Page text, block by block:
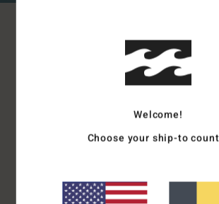
POUR SURFER TA VAGUE PRÉFÉRÉE OU
Welcome!
Choose your ship-to